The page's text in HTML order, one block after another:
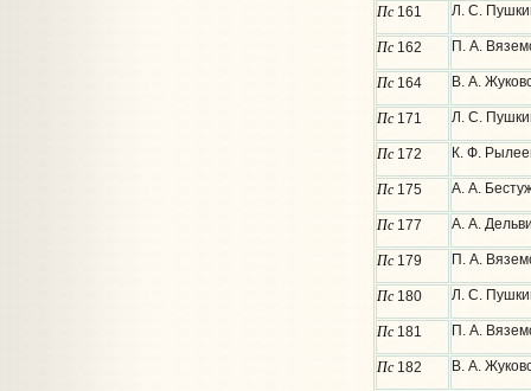
Пс 161 Л. С.
Пс 162 П. А.
Пс 164 В. А.
Пс 171 Л. С.
Пс 172 К. Ф.
Пс 175 А. А.
Пс 177 А. А.
Пс 179 П. А.
Пс 180 Л. С.
Пс 181 П. А.
Пс 182 В. А.